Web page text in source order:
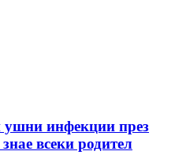
ушни инфекции през
всеки родител